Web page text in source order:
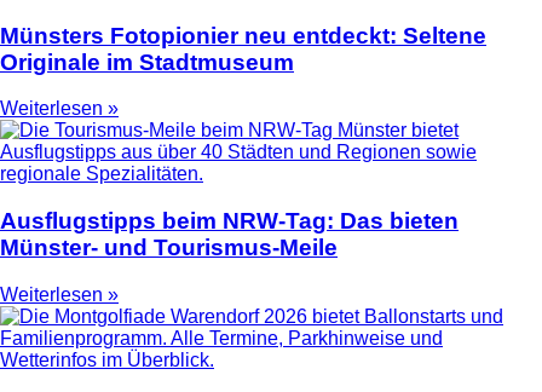
Münsters Fotopionier neu entdeckt: Seltene
Originale im Stadtmuseum
Weiterlesen »
Ausflugstipps beim NRW-Tag: Das bieten
Münster- und Tourismus-Meile
Weiterlesen »